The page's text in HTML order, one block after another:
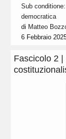
Sub
democratica
di Matteo
6 Febbraio
Fascicolo 2